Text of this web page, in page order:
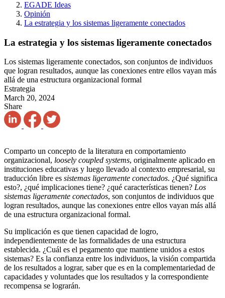
EGADE Ideas
Opinión
La estrategia y los sistemas ligeramente conectados
La estrategia y los sistemas ligeramente conectados
Los sistemas ligeramente conectados, son conjuntos de individuos
que logran resultados, aunque las conexiones entre ellos vayan más
allá de una estructura organizacional formal
Estrategia
March 20, 2024
Share
Comparto un concepto de la literatura en comportamiento
organizacional, loosely coupled systems, originalmente aplicado en
instituciones educativas y luego llevado al contexto empresarial, su
traducción libre es sistemas ligeramente conectados. ¿Qué significa
esto?, ¿qué implicaciones tiene? ¿qué características tienen? Los
sistemas ligeramente conectados, son conjuntos de individuos que
logran resultados, aunque las conexiones entre ellos vayan más allá
de una estructura organizacional formal.
Su implicación es que tienen capacidad de logro,
independientemente de las formalidades de una estructura
establecida. ¿Cuál es el pegamento que mantiene unidos a estos
sistemas? Es la confianza entre los individuos, la visión compartida
de los resultados a lograr, saber que es en la complementariedad de
capacidades y voluntades que los resultados y la correspondiente
recompensa se lograrán.